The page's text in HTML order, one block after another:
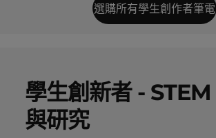
選購所有學生創作者筆電
學生創新者 - STEM
與研究